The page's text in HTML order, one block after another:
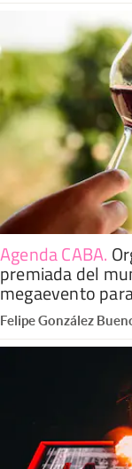
Agenda CABA.
premiada del
megaevento
Felipe González